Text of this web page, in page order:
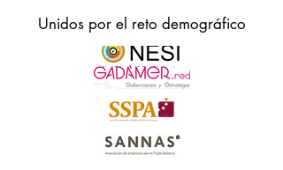
Unidos por el reto demográfico